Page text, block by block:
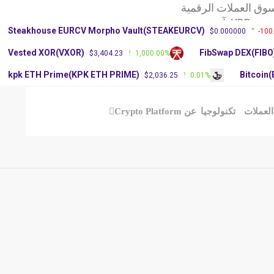
العملات الرقمية
عملة دوجكوين
تكنولوجيا عن Crypto Platform
Steakhouse EURCV Morpho Vault(STEAKEURCV) $0.000000 -
Vested XOR(VXOR) $3,404.23 1,000.00% FibSwap
kpk ETH Prime(KPK ETH PRIME) $2,036.25 0.01%